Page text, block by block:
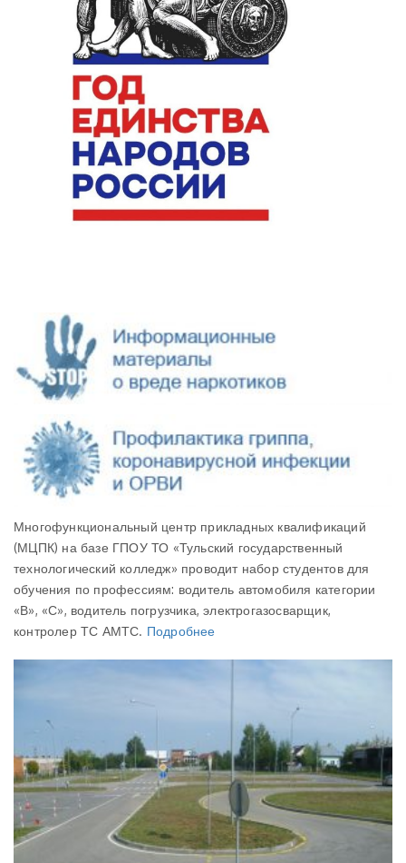
Многофункциональный центр прикладных квалификаций
(МЦПК) на базе ГПОУ ТО «Тульский государственный
технологический колледж» проводит набор студентов для
обучения по профессиям: водитель автомобиля категории
«В», «С», водитель погрузчика, электрогазосварщик,
контролер ТС АМТС. Подробнее